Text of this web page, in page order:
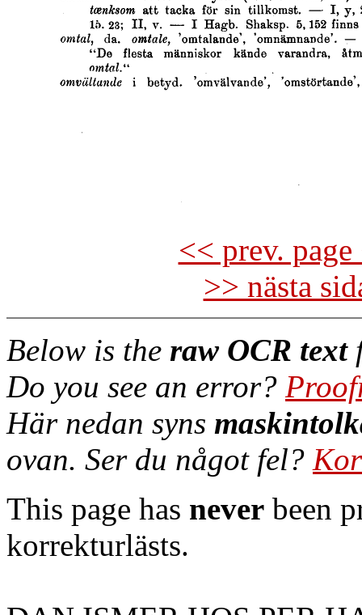
<< prev.
>> nästa
Below is the raw OCR text
Do you see an error?
Här nedan syns
ovan. Ser du något fel?
This page has never been
korrekturlästs.